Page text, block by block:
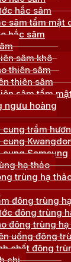
hắc sâm
sâm tẩm mật
hắc sâm
sâm khô
thiên sâm
thiên sâm
sâm tẩm
ngưu hoàng
trầm
Samsung
hạ thảo
trùng hạ
đông trùng
đông trùng
đông trùng hạ
uống đông
chất đông